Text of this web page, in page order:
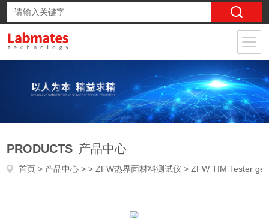
PRODUCTS 产品中心
首页 > 产品中心 > >ZFW热界面材料测试仪 > ZFW TIM Tester gen2热界面材料测试仪